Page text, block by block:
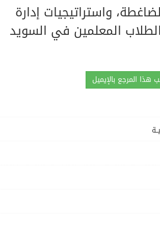
واستراتيجيات إدارة
المعلمين في السويد
هذا المرجع بالإيميل